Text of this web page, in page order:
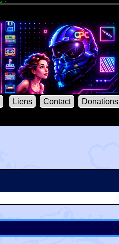
Liens Contact Donations